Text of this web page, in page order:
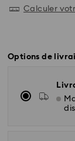
Calculer
Options de